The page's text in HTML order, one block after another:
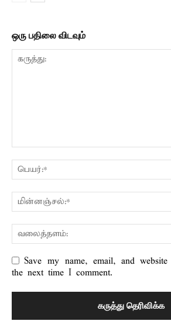
ஒரு பதிலை விடவும்
Save my name, email, and
the next time I comment.